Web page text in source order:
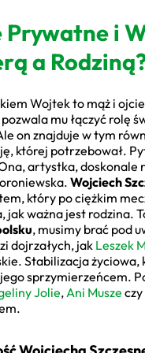
Prywatne i
a
Wojtek to mąż i
mu łączyć rolę
on znajduje w tym
której potrzebował.
artystka, doskonale
Wojciech
który po ciężkim
jak ważna jest rodzina.
, musimy brać pod
dojrzałych, jakLeszek
Stabilizacja życiowa,
sprzymierzeńcem.
Jolie,Ani Musze czy